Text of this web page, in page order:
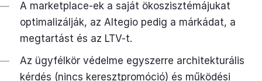
A marketplace-ek a saját ökoszisztémájukat
optimalizálják, az Altegio pedig a márkádat, a
megtartást és az LTV-t.
Az ügyfélkör védelme egyszerre architekturális
kérdés (nincs keresztpromóció) és működési